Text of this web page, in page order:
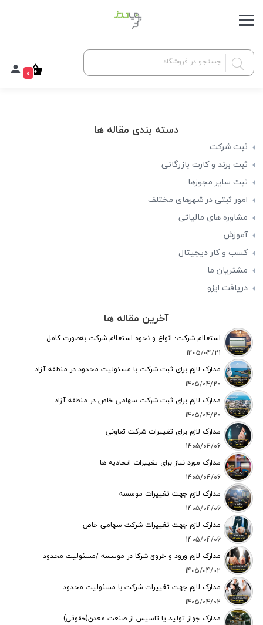
0
دسته بندی مقاله ها
ثبت شرکت
ثبت برند و کارت بازرگانی
ثبت سایر مجوزها
امور ثبتی در شهرهای مختلف
مشاوره های مالیاتی
آموزش
کسب و کار دیجیتال
مشتریان ما
دریافت ایزو
آخرین مقاله ها
استعلام شرکت؛ انواع و نحوه استعلام شرکت به‌صورت کامل
1405/04/21
مدارک لازم برای ثبت شرکت با مسئولیت محدود در منطقه آزاد
1405/04/20
مدارک لازم برای ثبت شرکت سهامی خاص در منطقه آزاد
1405/04/20
مدارک لازم برای تغییرات شرکت تعاونی
1405/04/06
مدارک مورد نیاز برای تغییرات اتحادیه‌ ها
1405/04/06
مدارک لازم جهت تغییرات موسسه
1405/04/06
مدارک لازم جهت تغییرات شرکت سهامی خاص
1405/04/06
مدارک لازم ورود و خروج شرکا در موسسه /مسئولیت محدود
1405/04/02
مدارک لازم جهت تغییرات شرکت با مسئولیت محدود
1405/04/02
مدارک جواز تولید یا تاسیس از صنعت معدن(حقوقی)